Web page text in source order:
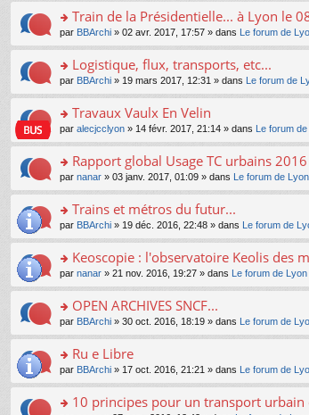
e
nt
s
ré
c
e
nt
le
pl
u
s
ré
c
e
nt
n
n
le
pl
u
s
ré
c
e
nt
a
g
e
n
n
le
pl
u
s
ré
c
e
nt
le
m
e
s
a
g
e
n
n
le
pl
u
s
ré
c
e
nt
s
ult
er
le
m
e
s
a
g
e
n
n
le
pl
u
s
ré
c
e
nt
o
n
s
ult
er
le
m
e
s
a
g
e
n
n
le
pl
u
s
ré
c
e
nt
Train de la Présidentielle... à Lyon le
par BBArchi » 02 avr. 2017, 17:57 » dans Le forum de
o
n
s
ult
er
le
m
e
s
a
g
e
n
n
le
pl
u
s
ré
c
e
nt
Logistique, flux, transports, etc...
par BBArchi » 19 mars 2017, 12:31 » dans Le forum de
o
n
s
ult
er
le
m
e
s
a
g
e
n
n
le
pl
u
s
ré
Travaux Vaulx En Velin
par alecjcclyon » 14 févr. 2017, 21:14 » dans Le forum
o
n
s
ult
er
le
m
e
s
a
g
e
n
n
le
Rapport global Usage TC urbains
par nanar » 03 janv. 2017, 01:09 » dans Le forum de
o
n
s
ult
er
le
m
e
s
a
g
e
n
Trains et métros du futur...
par BBArchi » 19 déc. 2016, 22:48 » dans Le forum de
o
n
s
ult
er
le
m
e
s
a
Keoscopie : l'observatoire Keolis des
par nanar » 21 nov. 2016, 19:27 » dans Le forum de
o
n
s
ult
er
le
m
OPEN ARCHIVES SNCF...
par BBArchi » 30 oct. 2016, 18:19 » dans Le forum de
o
n
s
ult
Ru e Libre
par BBArchi » 17 oct. 2016, 21:21 » dans Le forum de
10 principes pour un transport urbain